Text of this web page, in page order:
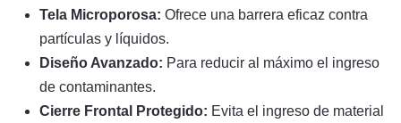
Tela Microporosa: Ofrece una barrera eficaz contra
partículas y líquidos.
Diseño Avanzado: Para reducir al máximo el ingreso
de contaminantes.
Cierre Frontal Protegido: Evita el ingreso de material